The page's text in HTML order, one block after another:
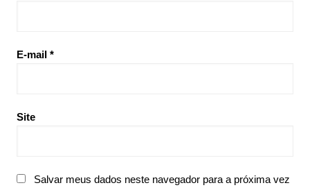
E-mail *
Site
Salvar meus dados neste navegador para a próxima vez